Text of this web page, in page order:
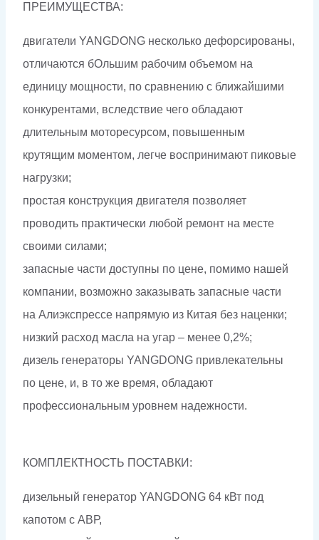
ПРЕИМУЩЕСТВА:
двигатели YANGDONG несколько дефорсированы,
отличаются бОльшим рабочим объемом на
единицу мощности, по сравнению с ближайшими
конкурентами, вследствие чего обладают
длительным моторесурсом, повышенным
крутящим моментом, легче воспринимают пиковые
нагрузки;
простая конструкция двигателя позволяет
проводить практически любой ремонт на месте
своими силами;
запасные части доступны по цене, помимо нашей
компании, возможно заказывать запасные части
на Алиэкспрессе напрямую из Китая без наценки;
низкий расход масла на угар – менее 0,2%;
дизель генераторы YANGDONG привлекательны
по цене, и, в то же время, обладают
профессиональным уровнем надежности.
КОМПЛЕКТНОСТЬ ПОСТАВКИ:
дизельный генератор YANGDONG 64 кВт под
капотом с АВР,